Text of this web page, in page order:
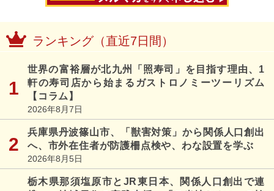
ランキング（直近7日間）
世界の富裕層が北九州「照寿司」を目指す理由、1
軒の寿司店から始まるガストロノミーツーリズム
【コラム】
2026年8月7日
兵庫県丹波篠山市、「獣害対策」から関係人口創出
へ、市外在住者が防護柵点検や、わな設置を学ぶ
2026年8月5日
栃木県那須塩原市とJR東日本、関係人口創出で連